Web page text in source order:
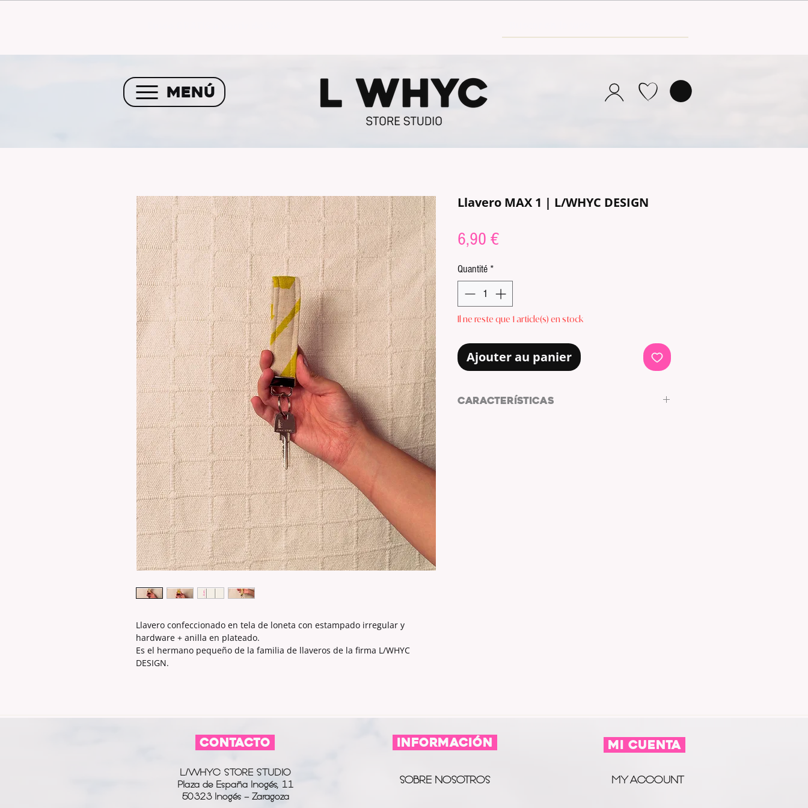
Llavero confeccionado en tela de loneta con estampado irregular y
hardware + anilla en plateado.
Es el hermano pequeño de la familia de llaveros de la firma L/WHYC
DESIGN.
Llavero MAX 1 | L/WHYC DESIGN
6,90 €Prix
Quantité *
Il ne reste que 1 article(s) en stock
Ajouter au panier
CARACTERÍSTICAS
CONTACTO
L/WHYC STORE STUDIO
Plaza de España Inogés, 11
50323 Inogés - Zaragoza
información
SOBRE NOSOTROS
MI CUENTA
MY ACCOUNT
MENÚ